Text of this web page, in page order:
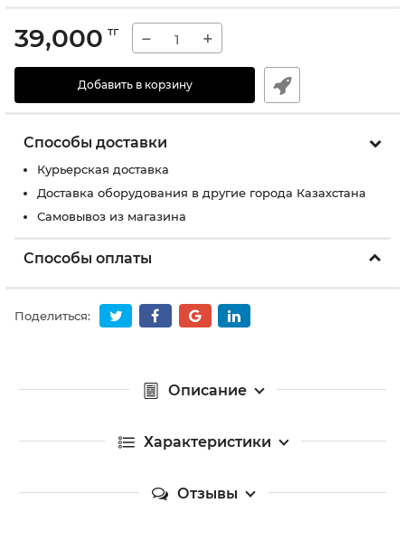
39,000 тг − +
Добавить в корзину
Способы доставки
Курьерская доставка
Доставка оборудования в другие города Казахстана
Самовывоз из магазина
Способы оплаты
Поделиться:
Описание
Характеристики
Отзывы